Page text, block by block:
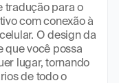
tradução para o
com conexão à
O design da
que você possa
lugar, tornando
de todo o